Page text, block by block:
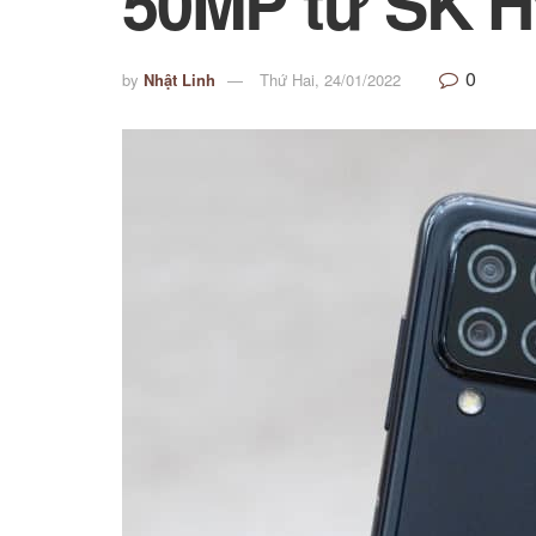
by Nhật Linh Thứ Hai, 24/01/2022 0